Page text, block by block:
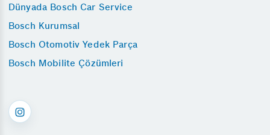
Dünyada Bosch Car Service
Bosch Kurumsal
Bosch Otomotiv Yedek Parça
Bosch Mobilite Çözümleri